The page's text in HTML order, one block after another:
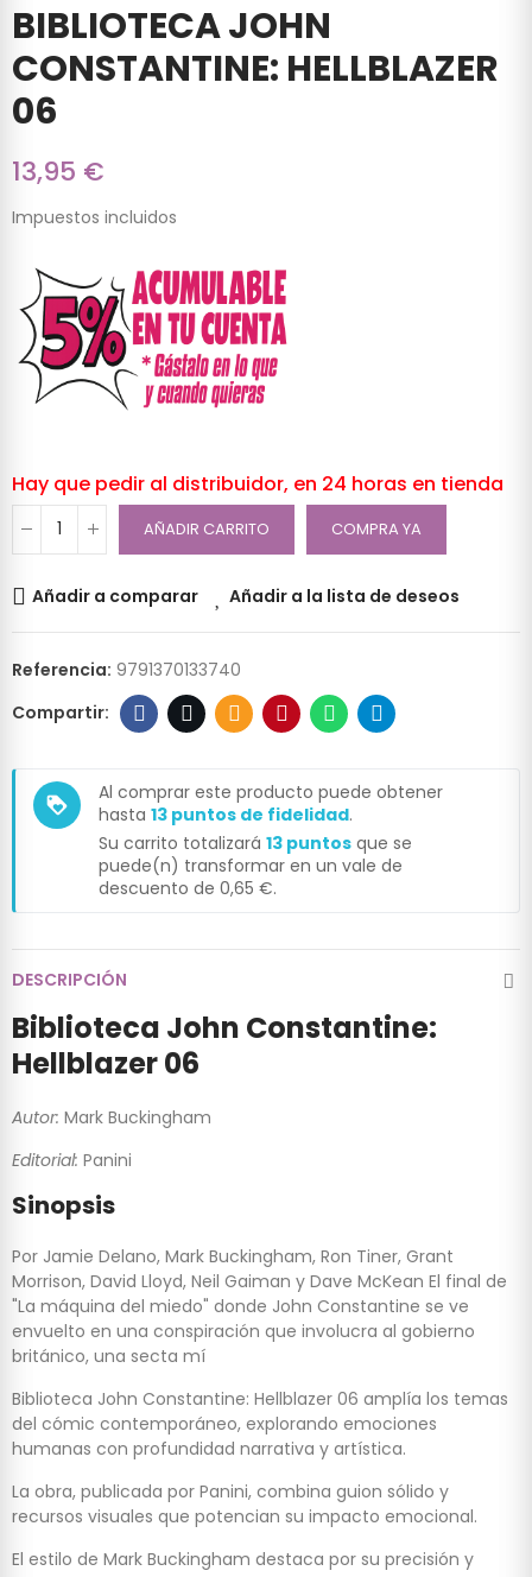
BIBLIOTECA JOHN
CONSTANTINE: HELLBLAZER
06
13,95 €
Impuestos incluidos
Hay que pedir al distribuidor, en 24 horas en tienda
AÑADIR CARRITO COMPRA YA
Añadir a comparar Añadir a la lista de deseos
Referencia: 9791370133740
loyalty
Al comprar este producto puede obtener
hasta 13 puntos de fidelidad.
Su carrito totalizará 13 puntos que se
puede(n) transformar en un vale de
descuento de 0,65 €.
DESCRIPCIÓN
Biblioteca John Constantine:
Hellblazer 06
Autor: Mark Buckingham
Editorial: Panini
Sinopsis
Por Jamie Delano, Mark Buckingham, Ron Tiner, Grant
Morrison, David Lloyd, Neil Gaiman y Dave McKean El final de
"La máquina del miedo" donde John Constantine se ve
envuelto en una conspiración que involucra al gobierno
británico, una secta mí
Biblioteca John Constantine: Hellblazer 06 amplía los temas
del cómic contemporáneo, explorando emociones
humanas con profundidad narrativa y artística.
La obra, publicada por Panini, combina guion sólido y
recursos visuales que potencian su impacto emocional.
El estilo de Mark Buckingham destaca por su precisión y